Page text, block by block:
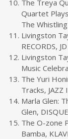
The Treya
Quartet
The
Livingston
RECORDS,
Livingston
Music
The Yuri
Tracks, JAZZ
Marla Glen:
Glen,
The O-zone
Bamba,